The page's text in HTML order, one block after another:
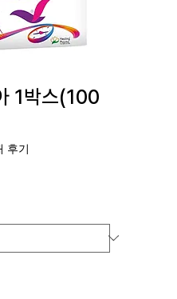
1박스(100
만점 중 5.0점
후기